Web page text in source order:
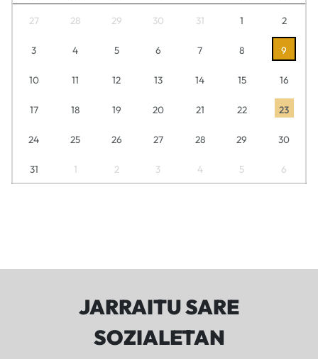
27 28 29 30 31 1 2
3 4 5 6 7 8 9
10 11 12 13 14 15 16
17 18 19 20 21 22 23
24 25 26 27 28 29 30
31 1 2 3 4 5 6
JARRAITU SARE
SOZIALETAN